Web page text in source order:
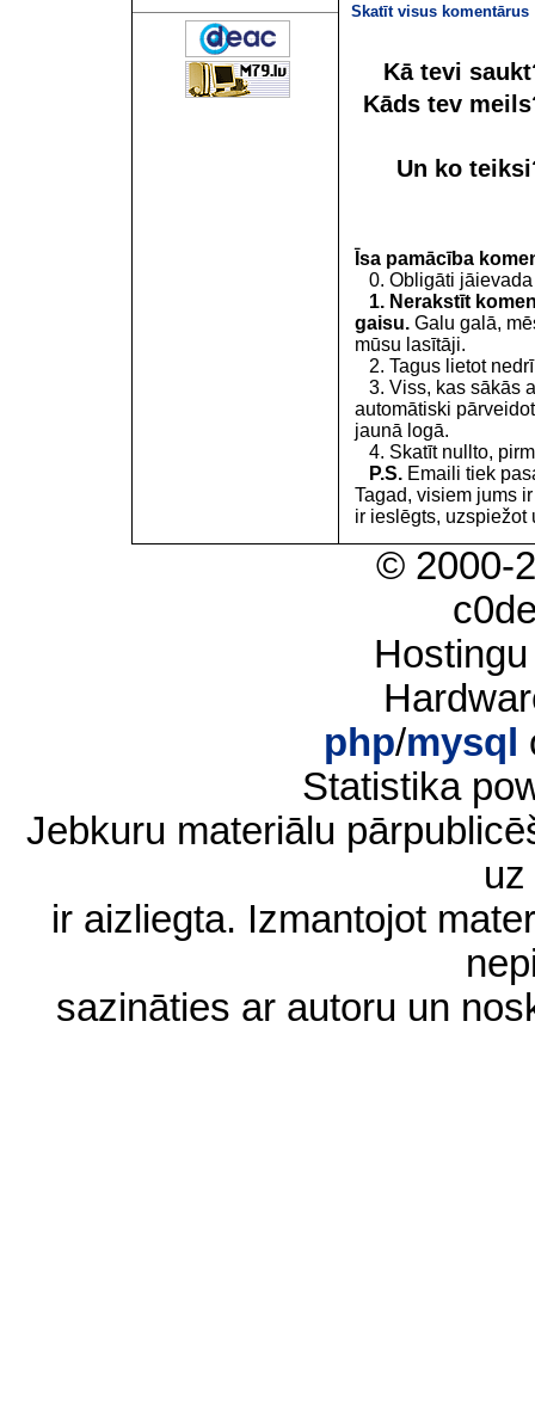
Skatīt visus komentārus
Kā tevi
Kāds tev
Un ko
Īsa pamācība
0. Obligāti jāievada
1. Nerakstīt
gaisu. Galu galā,
mūsu lasītāji.
2. Tagus lietot
3. Viss, kas sākās
automātiski
jaunā logā.
4. Skatīt nullto,
P.S. Emaili tiek
Tagad, visiem jums
ir ieslēgts, uzspiežot
© 2000-
php/mysql
Statistika
Jebkuru materiālu
ir aizliegta. Izmantojot
sazināties ar autoru un